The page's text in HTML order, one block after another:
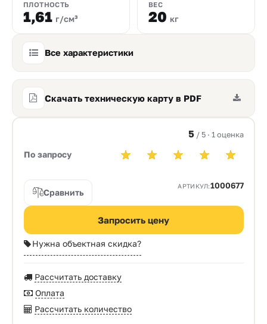
ПЛОТНОСТЬ
1,61 г/см³
ВЕС
20 кг
Все характеристики
Скачать техническую карту в PDF
По запросу
5 / 5 · 1 оценка
Сравнить
АРТИКУЛ:1000677
Запросить цену
Нужна объектная скидка?
Рассчитать доставку
Оплата
Рассчитать количество